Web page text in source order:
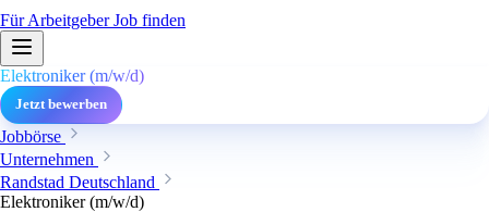
Für ArbeitgeberJob finden
Elektroniker (m/w/d)
Jetzt bewerben
Jobbörse
Unternehmen
Randstad Deutschland
Elektroniker (m/w/d)